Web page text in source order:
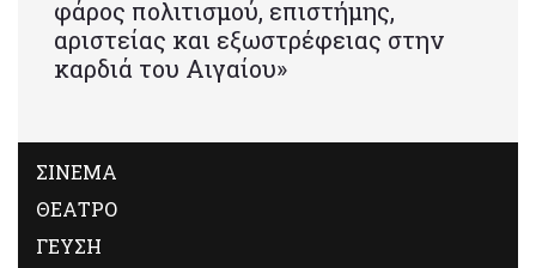
φάρος πολιτισμού, επιστήμης,
αριστείας και εξωστρέφειας στην
καρδιά του Αιγαίου»
ΣΙΝΕΜΑ
ΘΕΑΤΡΟ
ΓΕΥΣΗ